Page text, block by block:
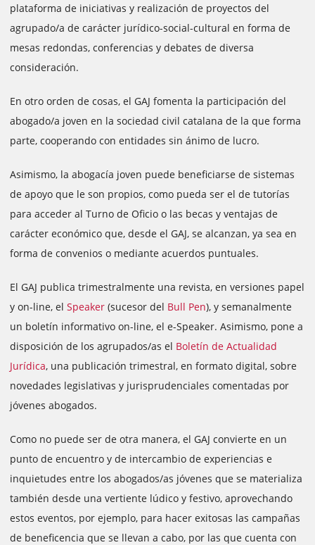
plataforma de iniciativas y realización de proyectos del
agrupado/a de carácter jurídico-social-cultural en forma de
mesas redondas, conferencias y debates de diversa
consideración.
En otro orden de cosas, el GAJ fomenta la participación del
abogado/a joven en la sociedad civil catalana de la que forma
parte, cooperando con entidades sin ánimo de lucro.
Asimismo, la abogacía joven puede beneficiarse de sistemas
de apoyo que le son propios, como pueda ser el de tutorías
para acceder al Turno de Oficio o las becas y ventajas de
carácter económico que, desde el GAJ, se alcanzan, ya sea en
forma de convenios o mediante acuerdos puntuales.
El GAJ publica trimestralmente una revista, en versiones papel
y on-line, el Speaker (sucesor del Bull Pen), y semanalmente
un boletín informativo on-line, el e-Speaker. Asimismo, pone a
disposición de los agrupados/as el Boletín de Actualidad
Jurídica, una publicación trimestral, en formato digital, sobre
novedades legislativas y jurisprudenciales comentadas por
jóvenes abogados.
Como no puede ser de otra manera, el GAJ convierte en un
punto de encuentro y de intercambio de experiencias e
inquietudes entre los abogados/as jóvenes que se materializa
también desde una vertiente lúdico y festivo, aprovechando
estos eventos, por ejemplo, para hacer exitosas las campañas
de beneficencia que se llevan a cabo, por las que cuenta con